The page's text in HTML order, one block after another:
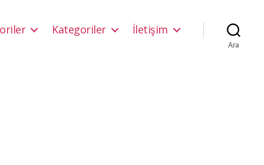
Kategoriler İletişim
Ara